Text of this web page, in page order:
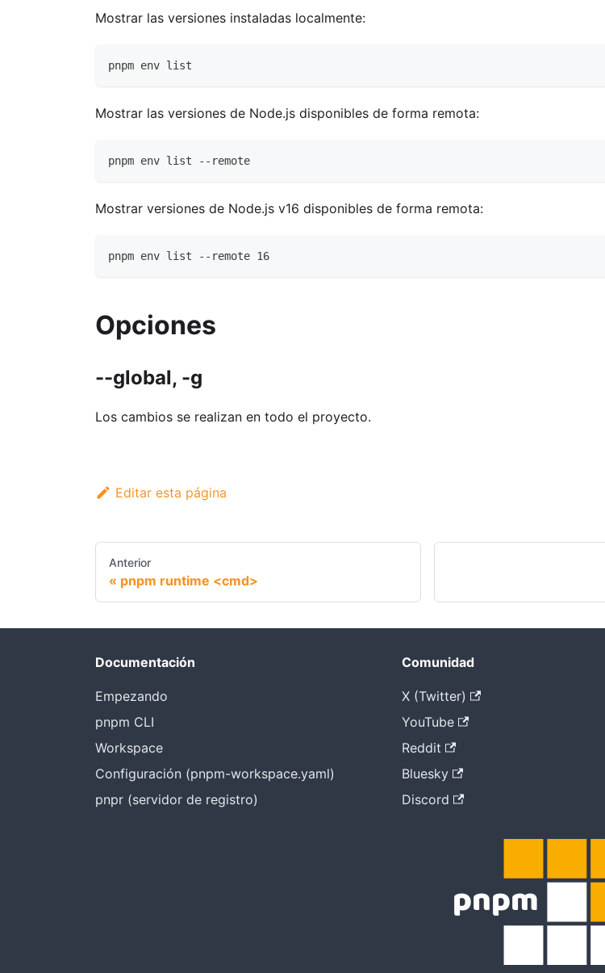
Mostrar las versiones instaladas localmente:
pnpm env list
Mostrar las versiones de Node.js disponibles de forma remota:
pnpm env list --remote
Mostrar versiones de Node.js v16 disponibles de forma remota:
pnpm env list --remote 16
Opciones
--global, -g
Los cambios se realizan en todo el proyecto.
Editar esta página
Anterior
pnpm runtime <cmd>
Documentación
Empezando
pnpm CLI
Workspace
Configuración (pnpm-workspace.yaml)
pnpr (servidor de registro)
Comunidad
X (Twitter)
YouTube
Reddit
Bluesky
Discord